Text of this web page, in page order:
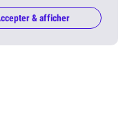
& afficher